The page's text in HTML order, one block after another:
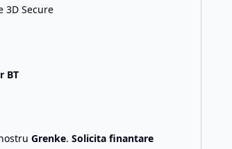
3D Secure
BT
Grenke. Solicita finantare